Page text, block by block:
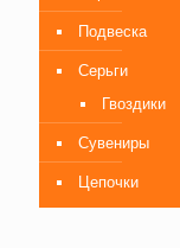
Подвеска
Серьги
Гвоздики
Сувениры
Цепочки